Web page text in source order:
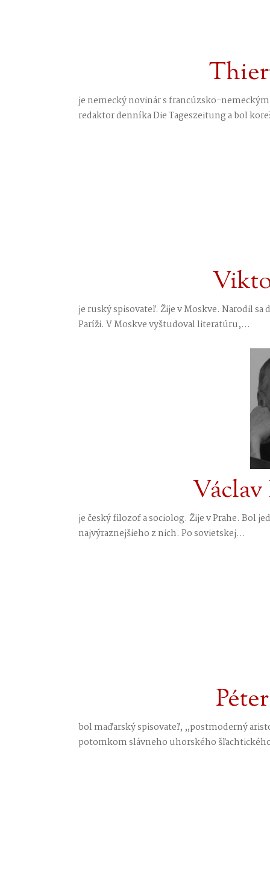
je nemecký novinár s francúzsko-
redaktor denníka Die Tageszeitung a bol
je ruský spisovateľ. Žije v Moskve. Narodil
Paríži. V Moskve vyštudoval literatúru,...
je český filozof a sociolog. Žije v Prahe. Bol
najvýraznejšieho z nich. Po sovietskej...
bol maďarský spisovateľ, „postmoderný
potomkom slávneho uhorského